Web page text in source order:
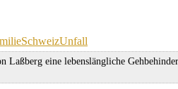
SchweizUnfall
eine lebenslängliche